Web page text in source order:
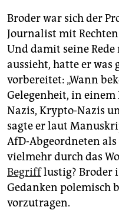
Broder war sich der
Journalist mit
Und damit seine
aussieht, hatte er was
vorbereitet: „Wann
Gelegenheit, in einem
Nazis, Krypto-Nazis
sagte er laut
AfD-Abgeordneten als
vielmehr durch das
Begrifflustig? Broder
Gedanken polemisch
vorzutragen.